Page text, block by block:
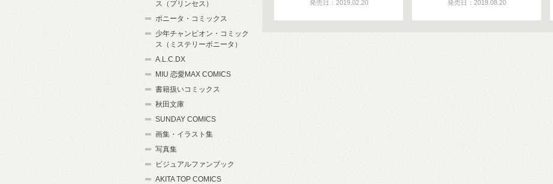
発売日：2019.02.20
発売日：2019.08.20
ス（プリンセス）
ボニータ・コミックス
少年チャンピオン・コミック
ス（ミステリーボニータ）
A.L.C.DX
MIU 恋愛MAX COMICS
書籍扱いコミックス
秋田文庫
SUNDAY COMICS
画集・イラスト集
写真集
ビジュアルファンブック
AKITA TOP COMICS